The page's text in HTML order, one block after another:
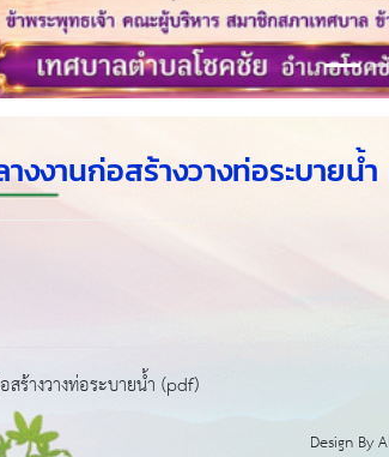
างงานก่อสร้างวางท่อระบา
ร้างวางท่อระบายน้ำ (pdf)
Design By